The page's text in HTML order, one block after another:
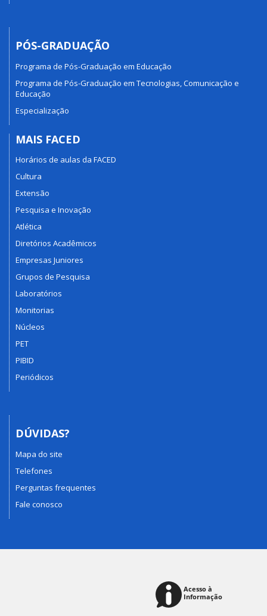
PÓS-GRADUAÇÃO
Programa de Pós-Graduação em Educação
Programa de Pós-Graduação em Tecnologias, Comunicação e
Educação
Especialização
MAIS FACED
Horários de aulas da FACED
Cultura
Extensão
Pesquisa e Inovação
Atlética
Diretórios Acadêmicos
Empresas Juniores
Grupos de Pesquisa
Laboratórios
Monitorias
Núcleos
PET
PIBID
Periódicos
DÚVIDAS?
Mapa do site
Telefones
Perguntas frequentes
Fale conosco